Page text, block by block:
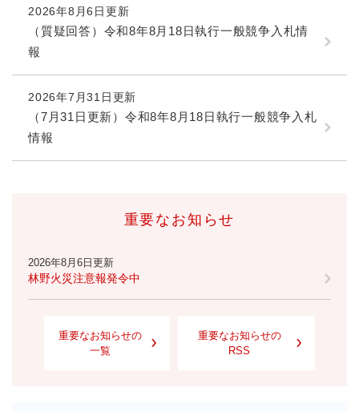
2026年8月6日更新
（質疑回答）令和8年8月18日執行一般競争入札情
報
2026年7月31日更新
（7月31日更新）令和8年8月18日執行一般競争入札
情報
重要なお知らせ
2026年8月6日更新
林野火災注意報発令中
重要なお知らせの
一覧
重要なお知らせの
RSS